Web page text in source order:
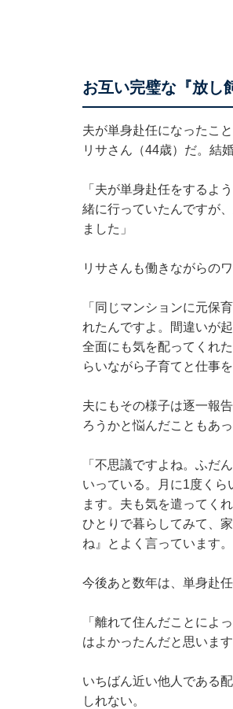
お互い完璧な『放し
夫が単身赴任になったこ
リサさん（44歳）だ。結
「夫が単身赴任をするよ
緒に行っていたんですが
ました」
リサさんも働きながらの
「同じマンションに元保
れたんですよ。間違いが
全面にも気を配ってくれ
らいながら子育てと仕事
夫にもその様子は逐一報
ろうかと悩んだこともあ
「不思議ですよね。ふだ
いっている。月に1度く
ます。夫も気を遣ってく
ひとりで暮らしてみて、
ね』とよく言っています
今後あと数年は、単身赴
「離れて住んだことによ
はよかったんだと思います
いちばん近い他人である
しれない。